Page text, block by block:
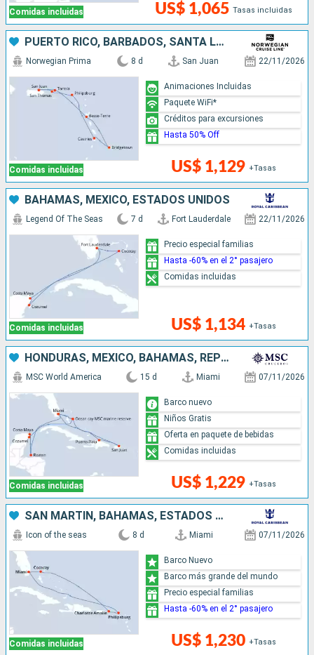
Comidas incluidas US$ 1,065 Tasas incluidas
PUERTO RICO, BARBADOS, SANTA LUCIA, SAN MARTÍN
Comidas incluidas
Norwegian Prima 8 d San Juan 22/11/2026
US$ 1,129 +Tasas
Animaciones Incluidas
Paquete WiFi*
Créditos para excursiones
Hasta 50% Off
BAHAMAS, MÉXICO, ESTADOS UNIDOS
Comidas incluidas
Legend Of The Seas 7 d Fort Lauderdale 22/11/2026
US$ 1,134 +Tasas
Precio especial familias
Hasta -60% en el 2° pasajero
Comidas incluidas
HONDURAS, MÉXICO, BAHAMAS, REPÚBLICA DOMINICANA, PUERTO RICO, ESTADOS UNIDOS
Comidas incluidas
MSC World America 15 d Miami 07/11/2026
US$ 1,229 +Tasas
Barco nuevo
Niños Gratis
Oferta en paquete de bebidas
Comidas incluidas
SAN MARTÍN, BAHAMAS, ESTADOS UNIDOS
Comidas incluidas
Icon of the seas 8 d Miami 07/11/2026
US$ 1,230 +Tasas
Barco Nuevo
Barco más grande del mundo
Precio especial familias
Hasta -60% en el 2° pasajero